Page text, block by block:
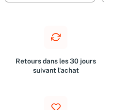
Retours dans les 30 jours
suivant l'achat